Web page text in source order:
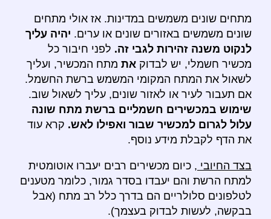
מתחים שונים משמשים במדינות. אז אולי מתחים
שונים משמשים באזורים שונים או ערים. יהיה עליך
לנקוט משנה זהירות לגבי זה. לפני חיבור כל
מכשיר חשמלי, יש לבדוק את מתח המכשיר, ועליך
לשאול את המתח המקומי המשמש ברשת החשמל.
אם תעבור לעיר או לאזור שונים, עליך לשאול שוב.
שימוש במכשירים חשמליים ברשת מתח שונה
עלול לגרום למכשיר שבור ואפילו לאש. קרא עוד
את הדף לקבלת מידע נוסף.
בצד החיובי , כיום מכשירים רבים יעברו אוטומטית
למתח הרשת והם יעבדו בסדר גמור, כלומר מטענים
לטלפונים סלולריים הם בדרך כלל רב מתח (אבל
בבקשה, לעשות לבדוק בעצמך).